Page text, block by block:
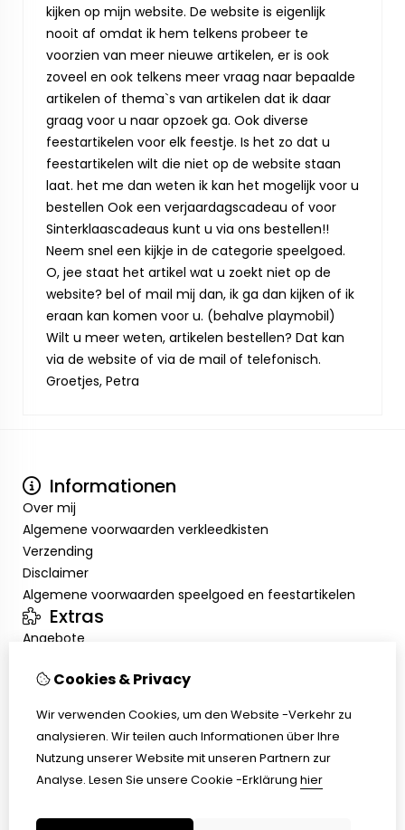
kijken op mijn website. De website is eigenlijk
nooit af omdat ik hem telkens probeer te
voorzien van meer nieuwe artikelen, er is ook
zoveel en ook telkens meer vraag naar bepaalde
artikelen of thema`s van artikelen dat ik daar
graag voor u naar opzoek ga. Ook diverse
feestartikelen voor elk feestje. Is het zo dat u
feestartikelen wilt die niet op de website staan
laat. het me dan weten ik kan het mogelijk voor u
bestellen Ook een verjaardagscadeau of voor
Sinterklaascadeaus kunt u via ons bestellen!!
Neem snel een kijkje in de categorie speelgoed.
O, jee staat het artikel wat u zoekt niet op de
website? bel of mail mij dan, ik ga dan kijken of ik
eraan kan komen voor u. (behalve playmobil)
Wilt u meer weten, artikelen bestellen? Dat kan
via de website of via de mail of telefonisch.
Groetjes, Petra
Informationen
Over mij
Algemene voorwaarden verkleedkisten
Verzending
Disclaimer
Algemene voorwaarden speelgoed en feestartikelen
Extras
Angebote
Inloggen
Kundenservice
Retouren
Cookies & Privacy
Wir verwenden Cookies, um den Website -Verkehr zu
analysieren. Wir teilen auch Informationen über Ihre
Nutzung unserer Website mit unseren Partnern zur
Analyse. Lesen Sie unsere Cookie -Erklärung hier